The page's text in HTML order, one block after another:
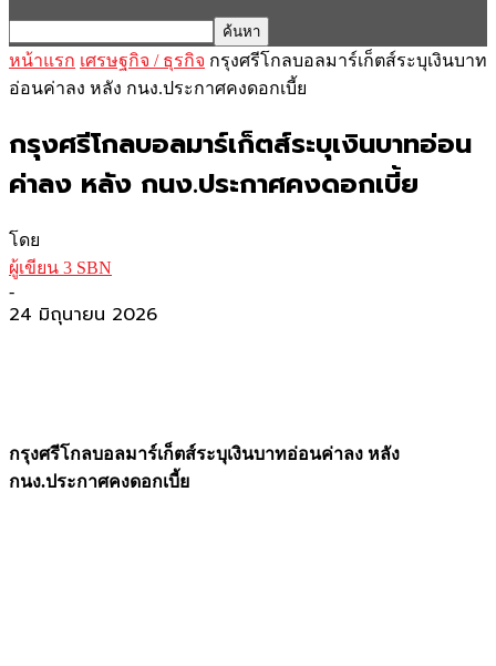
หน้าแรก เศรษฐกิจ / ธุรกิจ กรุงศรีโกลบอลมาร์เก็ตส์ระบุเงินบาท
อ่อนค่าลง หลัง กนง.ประกาศคงดอกเบี้ย
กรุงศรีโกลบอลมาร์เก็ตส์ระบุเงินบาทอ่อน
ค่าลง หลัง กนง.ประกาศคงดอกเบี้ย
โดย
ผู้เขียน 3 SBN
-
24 มิถุนายน 2026
กรุงศรีโกลบอลมาร์เก็ตส์ระบุเงินบาทอ่อนค่าลง หลัง
กนง.ประกาศคงดอกเบี้ย